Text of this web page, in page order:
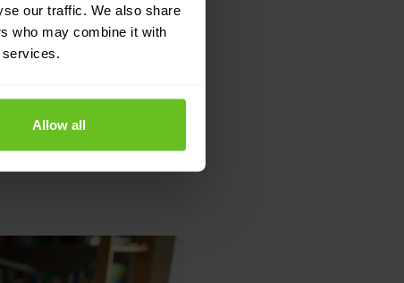
our traffic. We also share
who may combine it with
services.
Allow all
aber das aktuelle
GIAL entschied